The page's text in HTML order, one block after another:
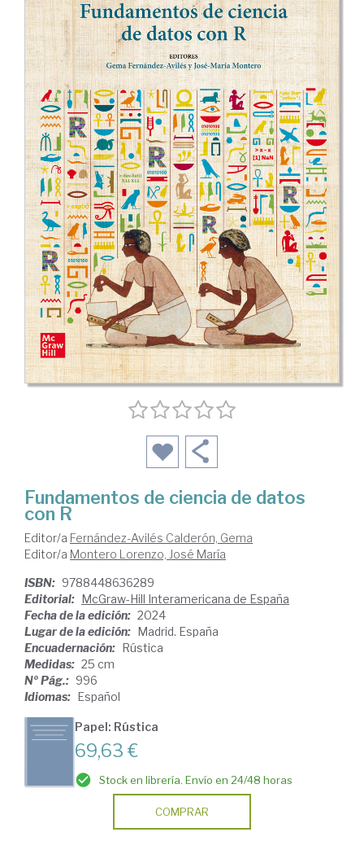
Fundamentos de ciencia de datos
con R
Editor/a Fernández-Avilés Calderón, Gema
Editor/a Montero Lorenzo, José María
ISBN: 9788448636289
Editorial: McGraw-Hill Interamericana de España
Fecha de la edición: 2024
Lugar de la edición: Madrid. España
Encuadernación: Rústica
Medidas: 25 cm
Nº Pág.: 996
Idiomas: Español
Papel: Rústica
69,63 €
Stock en librería. Envío en 24/48 horas
COMPRAR